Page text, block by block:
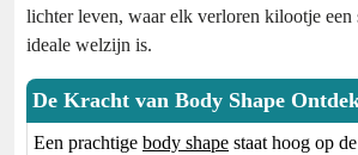
lichter leven, waar elk verloren kilootje
ideale welzijn is.
De Kracht van Body Shape
Een prachtige body shape staat hoog op